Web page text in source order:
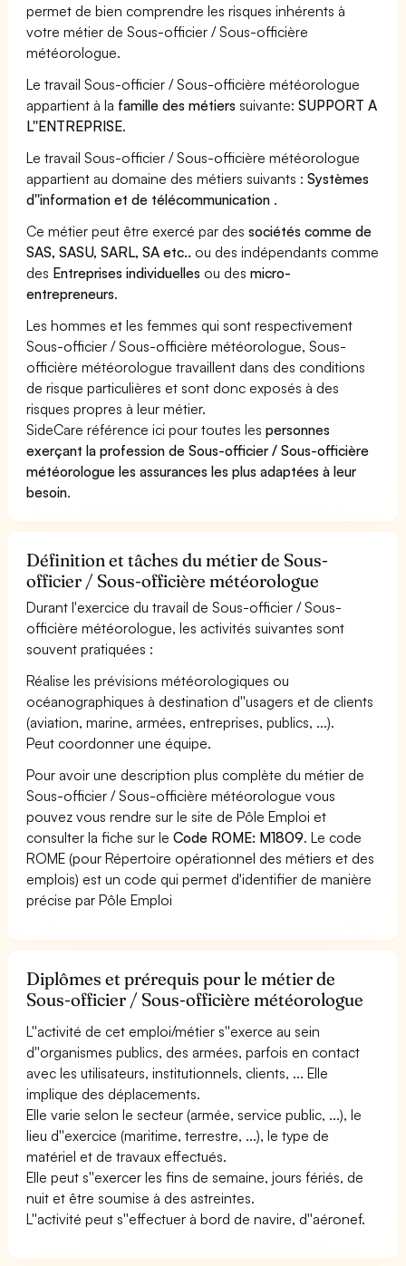
permet de bien comprendre les risques inhérents à
votre métier de Sous-officier / Sous-officière
météorologue.
Le travail Sous-officier / Sous-officière météorologue
appartient à la famille des métiers suivante:SUPPORT A
L''ENTREPRISE.
Le travail Sous-officier / Sous-officière météorologue
appartient au domaine des métiers suivants :Systèmes
d''information et de télécommunication .
Ce métier peut être exercé par dessociétés comme de
SAS, SASU, SARL, SA etc.. ou des indépendants comme
des Entreprises individuelles ou desmicro-
entrepreneurs.
Les hommes et les femmes qui sont respectivement
Sous-officier / Sous-officière météorologue, Sous-
officière météorologue travaillent dans des conditions
de risque particulières et sont donc exposés à des
risques propres à leur métier.
SideCare référence ici pour toutes lespersonnes
exerçant la profession de Sous-officier / Sous-officière
météorologue les assurances les plus adaptées à leur
besoin.
Définition et tâches du métier de Sous-
officier / Sous-officière météorologue
Durant l'exercice du travail de Sous-officier / Sous-
officière météorologue, les activités suivantes sont
souvent pratiquées :
Réalise les prévisions météorologiques ou
océanographiques à destination d''usagers et de clients
(aviation, marine, armées, entreprises, publics, ...).
Peut coordonner une équipe.
Pour avoir une description plus complète du métier de
Sous-officier / Sous-officière météorologue vous
pouvez vous rendre sur le site de Pôle Emploi et
consulter la fiche sur leCode ROME: M1809. Le code
ROME (pour Répertoire opérationnel des métiers et des
emplois) est un code qui permet d'identifier de manière
précise par Pôle Emploi
Diplômes et prérequis pour le métier de
Sous-officier / Sous-officière météorologue
L''activité de cet emploi/métier s''exerce au sein
d''organismes publics, des armées, parfois en contact
avec les utilisateurs, institutionnels, clients, ... Elle
implique des déplacements.
Elle varie selon le secteur (armée, service public, ...), le
lieu d''exercice (maritime, terrestre, ...), le type de
matériel et de travaux effectués.
Elle peut s''exercer les fins de semaine, jours fériés, de
nuit et être soumise à des astreintes.
L''activité peut s''effectuer à bord de navire, d''aéronef.